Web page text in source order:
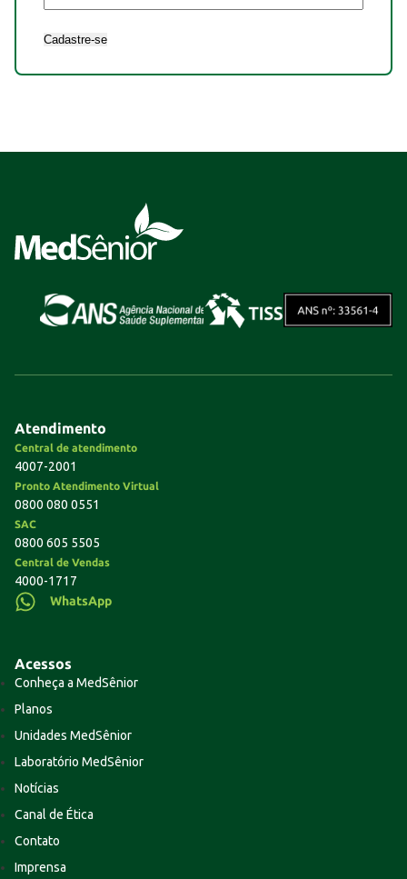
Cadastre-se
Atendimento
Central de atendimento
4007-2001
Pronto Atendimento Virtual
0800 080 0551
SAC
0800 605 5505
Central de Vendas
4000-1717
WhatsApp
Acessos
Conheça a MedSênior
Planos
Unidades MedSênior
Laboratório MedSênior
Notícias
Canal de Ética
Contato
Imprensa